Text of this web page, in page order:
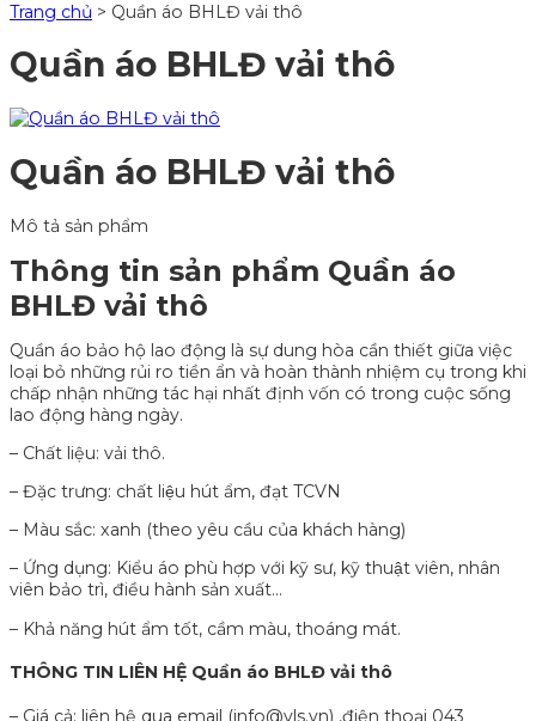
Trang chủ > Quần áo BHLĐ vải thô
Quần áo BHLĐ vải thô
Quần áo BHLĐ vải thô
Mô tả sản phẩm
Thông tin sản phẩm Quần áo
BHLĐ vải thô
Quần áo bảo hộ lao động là sự dung hòa cần thiết giữa việc
loại bỏ những rủi ro tiền ẩn và hoàn thành nhiệm cụ trong khi
chấp nhận những tác hại nhất định vốn có trong cuộc sống
lao động hàng ngày.
– Chất liệu: vải thô.
– Đặc trưng: chất liệu hút ẩm, đạt TCVN
– Màu sắc: xanh (theo yêu cầu của khách hàng)
– Ứng dụng: Kiểu áo phù hợp với kỹ sư, kỹ thuật viên, nhân
viên bảo trì, điều hành sản xuất…
– Khả năng hút ẩm tốt, cầm màu, thoáng mát.
THÔNG TIN LIÊN HỆ Quần áo BHLĐ vải thô
– Giá cả: liên hệ qua email (info@vls.vn) ,điện thoại 043